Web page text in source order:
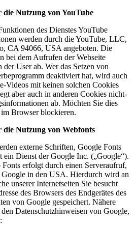
Nutzung von YouTube
des Dienstes YouTube
werden durch die YouTube, LLC,
CA 94066, USA angeboten. Die
bei dem Aufrufen der Webseite
User ab. Wer das Setzen von
deaktiviert hat, wird auch
Videos mit keinen solchen Cookies
aber auch in anderen Cookies nicht-
ab. Möchten Sie dies
Browser blockieren.
Nutzung von Webfonts
externe Schriften, Google Fonts
ein Dienst der Google Inc. („Google“).
erfolgt durch einen Serveraufruf,
in den USA. Hierdurch wird an
unserer Internetseiten Sie besucht
des Browsers des Endgerätes des
von Google gespeichert. Nähere
Datenschutzhinweisen von Google,